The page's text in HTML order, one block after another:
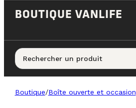
BOUTIQUE VANLIFE
Rechercher un produit
Boutique/Boîte ouverte et occasion